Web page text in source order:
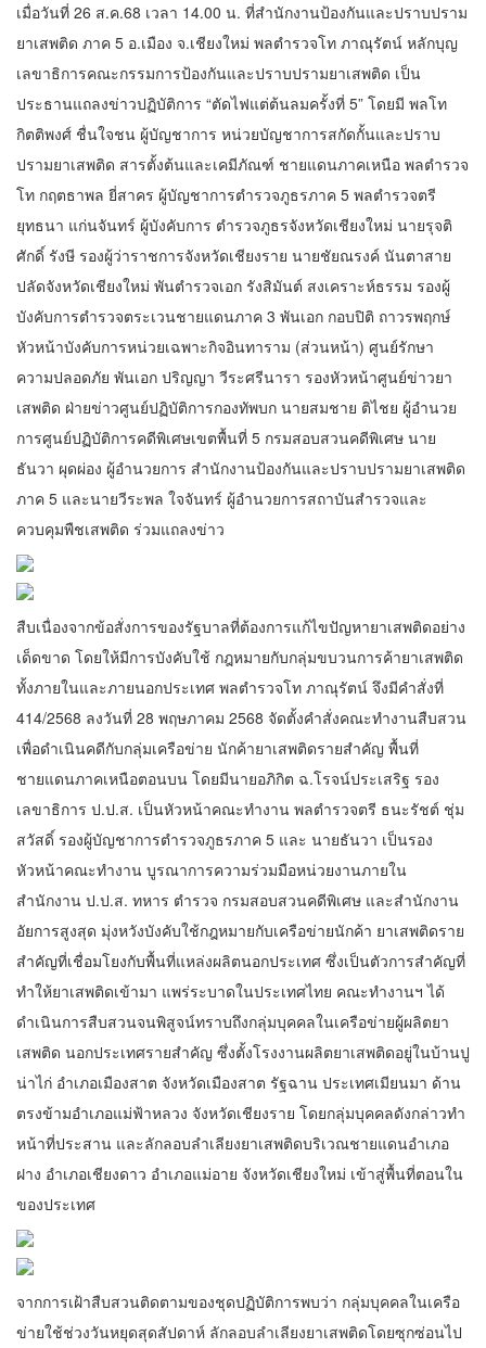
เมื่อวันที่ 26 ส.ค.68 เวลา 14.00 น. ที่สำนักงานป้องกันและปราบปราม
ยาเสพติด ภาค 5 อ.เมือง จ.เชียงใหม่ พลตำรวจโท ภาณุรัตน์ หลักบุญ
เลขาธิการคณะกรรมการป้องกันและปราบปรามยาเสพติด เป็น
ประธานแถลงข่าวปฏิบัติการ “ตัดไฟแต่ต้นลมครั้งที่ 5” โดยมี พลโท
กิตติพงศ์ ชื่นใจชน ผู้บัญชาการ หน่วยบัญชาการสกัดกั้นและปราบ
ปรามยาเสพติด สารตั้งต้นและเคมีภัณฑ์ ชายแดนภาคเหนือ พลตำรวจ
โท กฤตธาพล ยี่สาคร ผู้บัญชาการตำรวจภูธรภาค 5 พลตำรวจตรี
ยุทธนา แก่นจันทร์ ผู้บังคับการ ตำรวจภูธรจังหวัดเชียงใหม่ นายรุจติ
ศักดิ์ รังษี รองผู้ว่าราชการจังหวัดเชียงราย นายชัยณรงค์ นันตาสาย
ปลัดจังหวัดเชียงใหม่ พันตำรวจเอก รังสิมันต์ สงเคราะห์ธรรม รองผู้
บังคับการตำรวจตระเวนชายแดนภาค 3 พันเอก กอบปิติ ถาวรพฤกษ์
หัวหน้าบังคับการหน่วยเฉพาะกิจอินทาราม (ส่วนหน้า) ศูนย์รักษา
ความปลอดภัย พันเอก ปริญญา วีระศรีนารา รองหัวหน้าศูนย์ข่าวยา
เสพติด ฝ่ายข่าวศูนย์ปฏิบัติการกองทัพบก นายสมชาย ติไชย ผู้อำนวย
การศูนย์ปฏิบัติการคดีพิเศษเขตพื้นที่ 5 กรมสอบสวนคดีพิเศษ นาย
ธันวา ผุดผ่อง ผู้อำนวยการ สำนักงานป้องกันและปราบปรามยาเสพติด
ภาค 5 และนายวีระพล ใจจันทร์ ผู้อำนวยการสถาบันสำรวจและ
ควบคุมพืชเสพติด ร่วมแถลงข่าว
สืบเนื่องจากข้อสั่งการของรัฐบาลที่ต้องการแก้ไขปัญหายาเสพติดอย่าง
เด็ดขาด โดยให้มีการบังคับใช้ กฎหมายกับกลุ่มขบวนการค้ายาเสพติด
ทั้งภายในและภายนอกประเทศ พลตำรวจโท ภาณุรัตน์ จึงมีคำสั่งที่
414/2568 ลงวันที่ 28 พฤษภาคม 2568 จัดตั้งคำสั่งคณะทำงานสืบสวน
เพื่อดำเนินคดีกับกลุ่มเครือข่าย นักค้ายาเสพติดรายสำคัญ พื้นที่
ชายแดนภาคเหนือตอนบน โดยมีนายอภิกิต ฉ.โรจน์ประเสริฐ รอง
เลขาธิการ ป.ป.ส. เป็นหัวหน้าคณะทำงาน พลตำรวจตรี ธนะรัชต์ ชุ่ม
สวัสดิ์ รองผู้บัญชาการตำรวจภูธรภาค 5 และ นายธันวา เป็นรอง
หัวหน้าคณะทำงาน บูรณาการความร่วมมือหน่วยงานภายใน
สำนักงาน ป.ป.ส. ทหาร ตำรวจ กรมสอบสวนคดีพิเศษ และสำนักงาน
อัยการสูงสุด มุ่งหวังบังคับใช้กฎหมายกับเครือข่ายนักค้า ยาเสพติดราย
สำคัญที่เชื่อมโยงกับพื้นที่แหล่งผลิตนอกประเทศ ซึ่งเป็นตัวการสำคัญที่
ทำให้ยาเสพติดเข้ามา แพร่ระบาดในประเทศไทย คณะทำงานฯ ได้
ดำเนินการสืบสวนจนพิสูจน์ทราบถึงกลุ่มบุคคลในเครือข่ายผู้ผลิตยา
เสพติด นอกประเทศรายสำคัญ ซึ่งตั้งโรงงานผลิตยาเสพติดอยู่ในบ้านปู
น่าไก่ อำเภอเมืองสาต จังหวัดเมืองสาต รัฐฉาน ประเทศเมียนมา ด้าน
ตรงข้ามอำเภอแม่ฟ้าหลวง จังหวัดเชียงราย โดยกลุ่มบุคคลดังกล่าวทำ
หน้าที่ประสาน และลักลอบลำเลียงยาเสพติดบริเวณชายแดนอำเภอ
ฝาง อำเภอเชียงดาว อำเภอแม่อาย จังหวัดเชียงใหม่ เข้าสู่พื้นที่ตอนใน
ของประเทศ
จากการเฝ้าสืบสวนติดตามของชุดปฏิบัติการพบว่า กลุ่มบุคคลในเครือ
ข่ายใช้ช่วงวันหยุดสุดสัปดาห์ ลักลอบลำเลียงยาเสพติดโดยซุกซ่อนไป